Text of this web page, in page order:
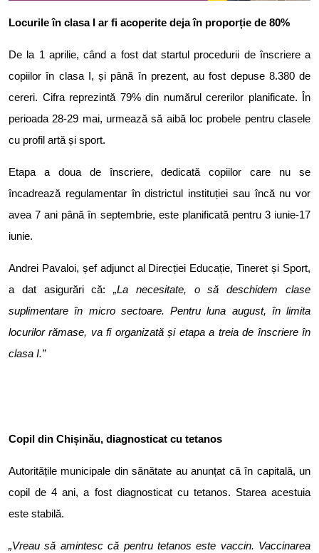
Locurile în clasa I ar fi acoperite deja în proporție de 80%
De la 1 aprilie, când a fost dat startul procedurii de înscriere a
copiilor în clasa I, și până în prezent, au fost depuse 8.380 de
cereri. Cifra reprezintă 79% din numărul cererilor planificate. În
perioada 28-29 mai, urmează să aibă loc probele pentru clasele
cu profil artă și sport.
Etapa a doua de înscriere, dedicată copiilor care nu se
încadrează regulamentar în districtul instituției sau încă nu vor
avea 7 ani până în septembrie, este planificată pentru 3 iunie-17
iunie.
Andrei Pavaloi, șef adjunct al Direcției Educație, Tineret și Sport,
a dat asigurări că: „La necesitate, o să deschidem clase
suplimentare în micro sectoare. Pentru luna august, în limita
locurilor rămase, va fi organizată și etapa a treia de înscriere în
clasa I.”
Copil din Chișinău, diagnosticat cu tetanos
Autoritățile municipale din sănătate au anunțat că în capitală, un
copil de 4 ani, a fost diagnosticat cu tetanos. Starea acestuia
este stabilă.
„Vreau să amintesc că pentru tetanos este vaccin. Vaccinarea